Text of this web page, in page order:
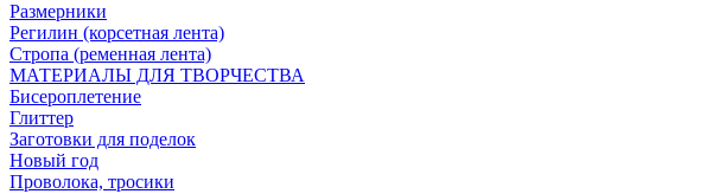
Размерники
Регилин (корсетная лента)
Стропа (ременная лента)
МАТЕРИАЛЫ ДЛЯ ТВОРЧЕСТВА
Бисероплетение
Глиттер
Заготовки для поделок
Новый год
Проволока, тросики